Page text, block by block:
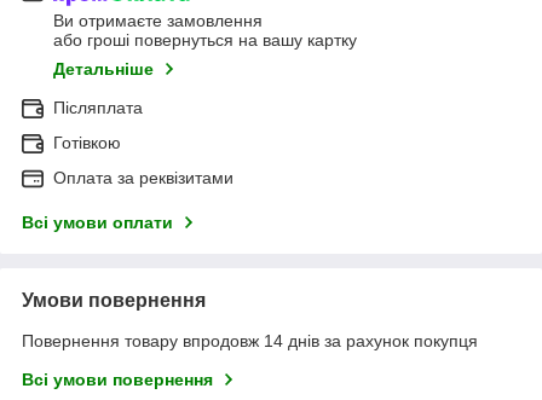
Ви отримаєте замовлення
або гроші повернуться на вашу картку
Детальніше
Післяплата
Готівкою
Оплата за реквізитами
Всі умови оплати
Умови повернення
Повернення товару впродовж 14 днів за рахунок покупця
Всі умови повернення